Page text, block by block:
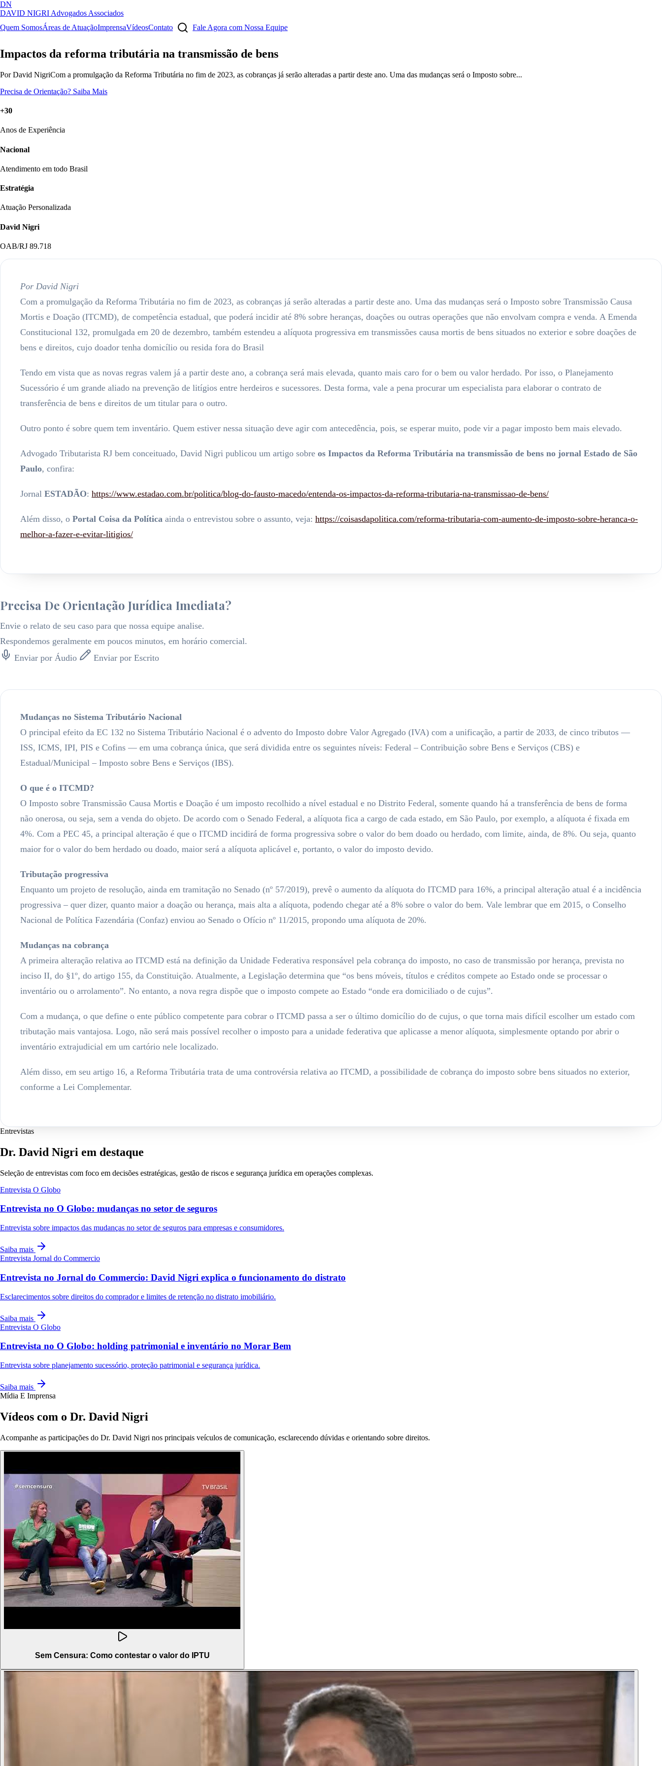
DN
DAVID NIGRI Advogados Associados
Quem SomosÁreas de AtuaçãoImprensaVídeosContato Fale Agora com Nossa Equipe
Artigos, sentenças, áreas de atuação, imprensa...
Impactos da reforma tributária na transmissão de bens
Por David NigriCom a promulgação da Reforma Tributária no fim de 2023, as cobranças já serão alteradas a partir deste ano. Uma das mudanças será o Imposto sobre...
Precisa de Orientação? Saiba Mais
+30
Anos de Experiência
Nacional
Atendimento em todo Brasil
Estratégia
Atuação Personalizada
David Nigri
OAB/RJ 89.718
Por David Nigri
Com a promulgação da Reforma Tributária no fim de 2023, as cobranças já serão alteradas a partir deste ano. Uma das mudanças será o Imposto sobre Transmissão Causa
Mortis e Doação (ITCMD), de competência estadual, que poderá incidir até 8% sobre heranças, doações ou outras operações que não envolvam compra e venda. A Emenda
Constitucional 132, promulgada em 20 de dezembro, também estendeu a alíquota progressiva em transmissões causa mortis de bens situados no exterior e sobre doações de
bens e direitos, cujo doador tenha domicílio ou resida fora do Brasil
Tendo em vista que as novas regras valem já a partir deste ano, a cobrança será mais elevada, quanto mais caro for o bem ou valor herdado. Por isso, o Planejamento
Sucessório é um grande aliado na prevenção de litígios entre herdeiros e sucessores. Desta forma, vale a pena procurar um especialista para elaborar o contrato de
transferência de bens e direitos de um titular para o outro.
Outro ponto é sobre quem tem inventário. Quem estiver nessa situação deve agir com antecedência, pois, se esperar muito, pode vir a pagar imposto bem mais elevado.
Advogado Tributarista RJ bem conceituado, David Nigri publicou um artigo sobre os Impactos da Reforma Tributária na transmissão de bens no jornal Estado de São
Paulo, confira:
Jornal ESTADÃO: https://www.estadao.com.br/politica/blog-do-fausto-macedo/entenda-os-impactos-da-reforma-tributaria-na-transmissao-de-bens/
Além disso, o Portal Coisa da Política ainda o entrevistou sobre o assunto, veja: https://coisasdapolitica.com/reforma-tributaria-com-aumento-de-imposto-sobre-heranca-o-
melhor-a-fazer-e-evitar-litigios/
Precisa De Orientação Jurídica Imediata?
Envie o relato de seu caso para que nossa equipe analise.
Respondemos geralmente em poucos minutos, em horário comercial.
Enviar por Áudio
Enviar por Escrito
Mudanças no Sistema Tributário Nacional
O principal efeito da EC 132 no Sistema Tributário Nacional é o advento do Imposto dobre Valor Agregado (IVA) com a unificação, a partir de 2033, de cinco tributos —
ISS, ICMS, IPI, PIS e Cofins — em uma cobrança única, que será dividida entre os seguintes níveis: Federal – Contribuição sobre Bens e Serviços (CBS) e
Estadual/Municipal – Imposto sobre Bens e Serviços (IBS).
O que é o ITCMD?
O Imposto sobre Transmissão Causa Mortis e Doação é um imposto recolhido a nível estadual e no Distrito Federal, somente quando há a transferência de bens de forma
não onerosa, ou seja, sem a venda do objeto. De acordo com o Senado Federal, a alíquota fica a cargo de cada estado, em São Paulo, por exemplo, a alíquota é fixada em
4%. Com a PEC 45, a principal alteração é que o ITCMD incidirá de forma progressiva sobre o valor do bem doado ou herdado, com limite, ainda, de 8%. Ou seja, quanto
maior for o valor do bem herdado ou doado, maior será a alíquota aplicável e, portanto, o valor do imposto devido.
Tributação progressiva
Enquanto um projeto de resolução, ainda em tramitação no Senado (nº 57/2019), prevê o aumento da alíquota do ITCMD para 16%, a principal alteração atual é a incidência
progressiva – quer dizer, quanto maior a doação ou herança, mais alta a alíquota, podendo chegar até a 8% sobre o valor do bem. Vale lembrar que em 2015, o Conselho
Nacional de Política Fazendária (Confaz) enviou ao Senado o Ofício nº 11/2015, propondo uma alíquota de 20%.
Mudanças na cobrança
A primeira alteração relativa ao ITCMD está na definição da Unidade Federativa responsável pela cobrança do imposto, no caso de transmissão por herança, prevista no
inciso II, do §1º, do artigo 155, da Constituição. Atualmente, a Legislação determina que “os bens móveis, títulos e créditos compete ao Estado onde se processar o
inventário ou o arrolamento”. No entanto, a nova regra dispõe que o imposto compete ao Estado “onde era domiciliado o de cujus”.
Com a mudança, o que define o ente público competente para cobrar o ITCMD passa a ser o último domicílio do de cujus, o que torna mais difícil escolher um estado com
tributação mais vantajosa. Logo, não será mais possível recolher o imposto para a unidade federativa que aplicasse a menor alíquota, simplesmente optando por abrir o
inventário extrajudicial em um cartório nele localizado.
Além disso, em seu artigo 16, a Reforma Tributária trata de uma controvérsia relativa ao ITCMD, a possibilidade de cobrança do imposto sobre bens situados no exterior,
conforme a Lei Complementar.
Entrevistas
Dr. David Nigri em destaque
Seleção de entrevistas com foco em decisões estratégicas, gestão de riscos e segurança jurídica em operações complexas.
Entrevista O Globo
Entrevista no O Globo: mudanças no setor de seguros
Entrevista sobre impactos das mudanças no setor de seguros para empresas e consumidores.
Saiba mais
Entrevista Jornal do Commercio
Entrevista no Jornal do Commercio: David Nigri explica o funcionamento do distrato
Esclarecimentos sobre direitos do comprador e limites de retenção no distrato imobiliário.
Saiba mais
Entrevista O Globo
Entrevista no O Globo: holding patrimonial e inventário no Morar Bem
Entrevista sobre planejamento sucessório, proteção patrimonial e segurança jurídica.
Saiba mais
Mídia E Imprensa
Vídeos com o Dr. David Nigri
Acompanhe as participações do Dr. David Nigri nos principais veículos de comunicação, esclarecendo dúvidas e orientando sobre direitos.
Sem Censura: Como contestar o valor do IPTU